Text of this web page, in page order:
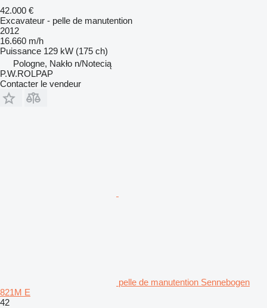
42.000 €
Excavateur - pelle de manutention
2012
16.660 m/h
Puissance 129 kW (175 ch)
Pologne, Nakło n/Notecią
P.W.ROLPAP
Contacter le vendeur
pelle de manutention Sennebogen
821M E
42